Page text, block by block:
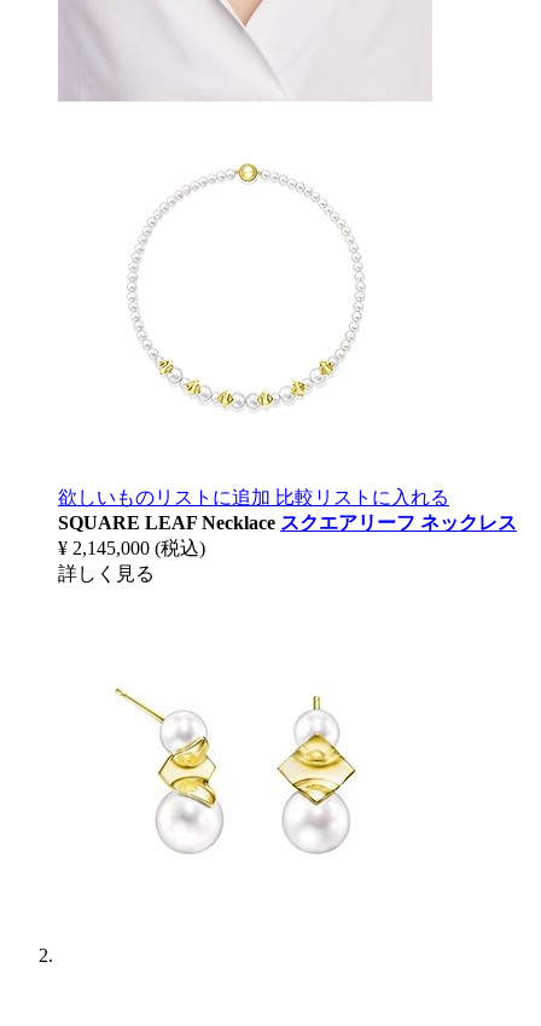
欲しいものリストに追加 比較リストに入れる
SQUARE LEAF Necklace スクエアリーフ ネックレス
¥ 2,145,000 (税込)
詳しく見る